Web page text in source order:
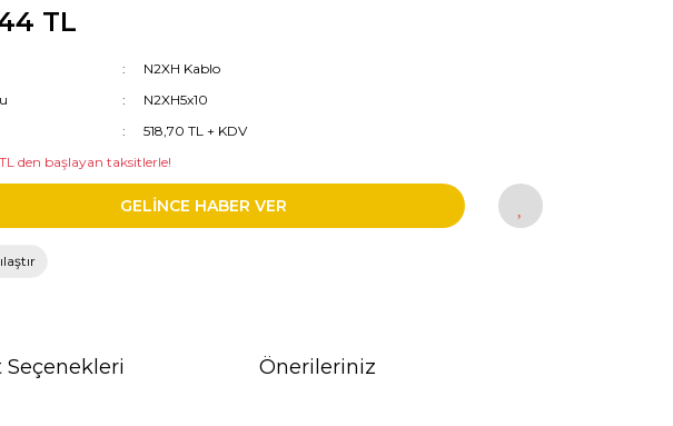
TL
N2XH Kablo
N2XH5x10
518,70 TL + KDV
den başlayan taksitlerle!
GELİNCE HABER VER
Seçenekleri Önerileriniz